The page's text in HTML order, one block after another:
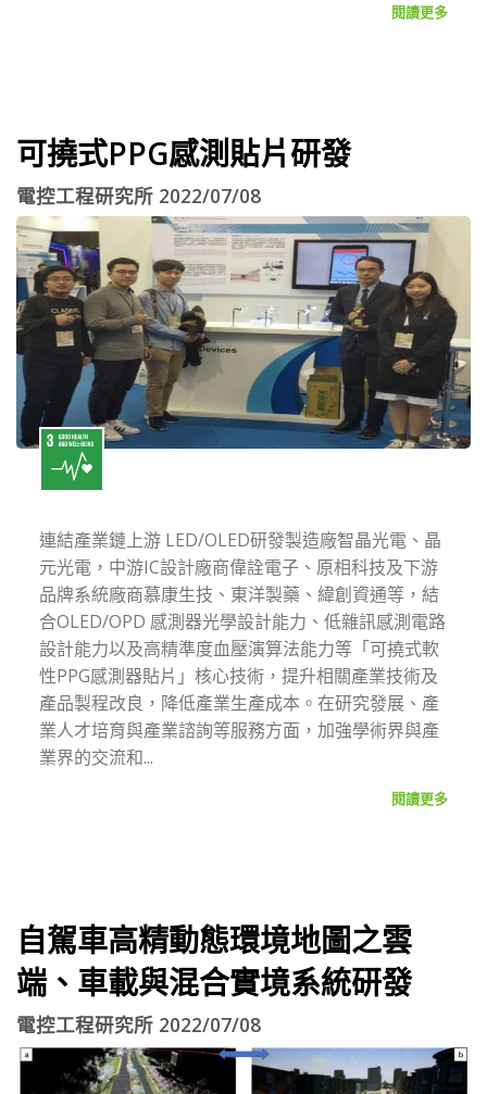
閱讀更多
可撓式PPG感測貼片研發
電控工程研究所 2022/07/08
連結產業鏈上游 LED/OLED研發製造廠智晶光電、晶
元光電，中游IC設計廠商偉詮電子、原相科技及下游
品牌系統廠商慕康生技、東洋製藥、緯創資通等，結
合OLED/OPD 感測器光學設計能力、低雜訊感測電路
設計能力以及高精準度血壓演算法能力等「可撓式軟
性PPG感測器貼片」核心技術，提升相關產業技術及
產品製程改良，降低產業生產成本。在研究發展、產
業人才培育與產業諮詢等服務方面，加強學術界與產
業界的交流和...
閱讀更多
自駕車高精動態環境地圖之雲
端、車載與混合實境系統研發
電控工程研究所 2022/07/08